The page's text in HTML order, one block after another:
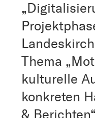
Thema
kulturelle
konkreten
&